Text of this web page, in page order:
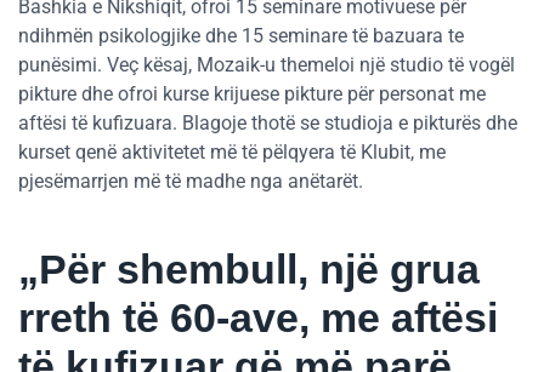
Bashkia e Nikshiqit, ofroi 15 seminare motivuese për
ndihmën psikologjike dhe 15 seminare të bazuara te
punësimi. Veç kësaj, Mozaik-u themeloi një studio të vogël
pikture dhe ofroi kurse krijuese pikture për personat me
aftësi të kufizuara. Blagoje thotë se studioja e pikturës dhe
kurset qenë aktivitetet më të pëlqyera të Klubit, me
pjesëmarrjen më të madhe nga anëtarët.
„Për shembull, një grua
rreth të 60-ave, me aftësi